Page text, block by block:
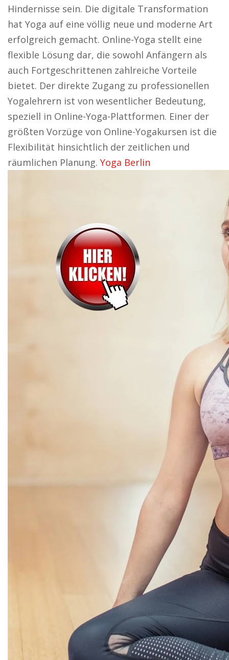
Hindernisse sein. Die digitale Transformation
hat Yoga auf eine völlig neue und moderne Art
erfolgreich gemacht. Online-Yoga stellt eine
flexible Lösung dar, die sowohl Anfängern als
auch Fortgeschrittenen zahlreiche Vorteile
bietet. Der direkte Zugang zu professionellen
Yogalehrern ist von wesentlicher Bedeutung,
speziell in Online-Yoga-Plattformen. Einer der
größten Vorzüge von Online-Yogakursen ist die
Flexibilität hinsichtlich der zeitlichen und
räumlichen Planung. Yoga Berlin